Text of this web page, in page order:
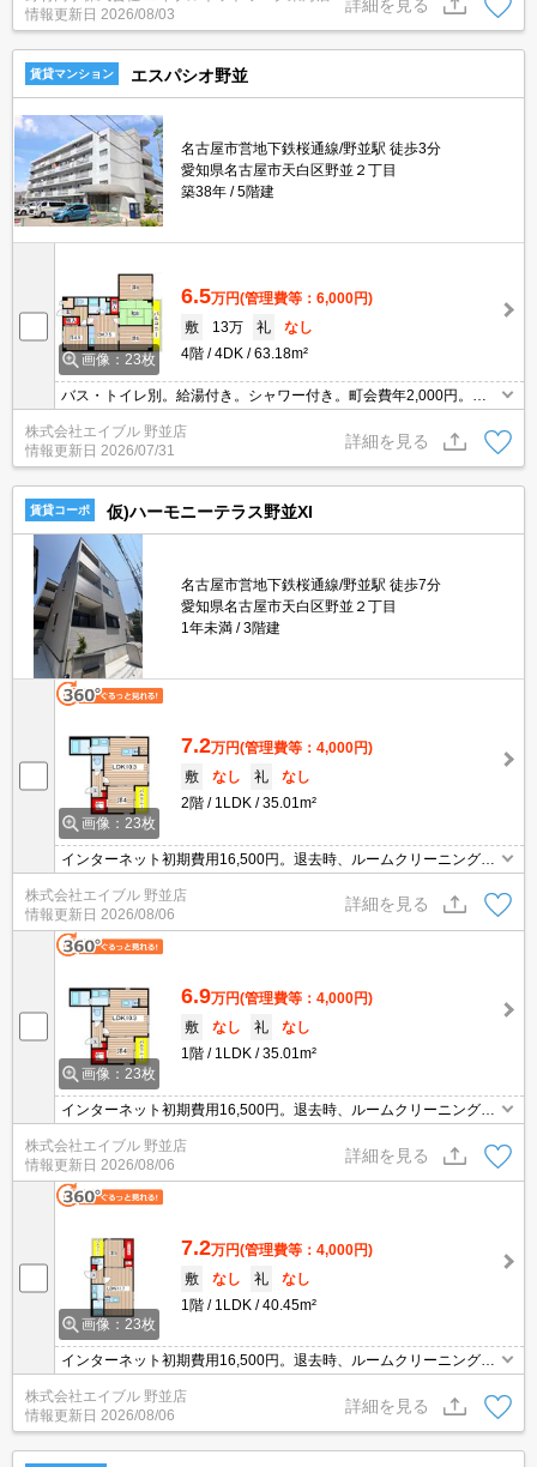
情報更新日 2026/08/03
詳細を見る
賃貸マンション エスパシオ野並
名古屋市営地下鉄桜通線/野並駅 徒歩3分
愛知県名古屋市天白区野並２丁目
築38年
5階建
画像：23枚
6.5万円(管理費等：6,000円)
敷
13万 礼
なし
4階
4DK 63.18m²
バス・トイレ別。給湯付き。シャワー付き。町会費年2,000円。コ
ストアへ210m。
株式会社エイブル 野並店
情報更新日 2026/07/31
詳細を見る
賃貸コーポ 仮)ハーモニーテラス野並XI
名古屋市営地下鉄桜通線/野並駅 徒歩7分
愛知県名古屋市天白区野並２丁目
1年未満
3階建
画像：23枚
7.2万円(管理費等：4,000円)
敷
なし 礼
なし
2階
1LDK 35.01m²
インターネット初期費用16,500円。退去時、ルームクリーニング料
金66,000円。退去時、エアコン洗浄代13,200円。
株式会社エイブル 野並店
情報更新日 2026/08/06
詳細を見る
画像：23枚
6.9万円(管理費等：4,000円)
敷
なし 礼
なし
1階
1LDK 35.01m²
インターネット初期費用16,500円。退去時、ルームクリーニング料
金66,000円。退去時、エアコン洗浄代13,200円。
株式会社エイブル 野並店
情報更新日 2026/08/06
詳細を見る
画像：23枚
7.2万円(管理費等：4,000円)
敷
なし 礼
なし
1階
1LDK 40.45m²
インターネット初期費用16,500円。退去時、ルームクリーニング料
株式会社エイブル 野並店
情報更新日 2026/08/06
詳細を見る